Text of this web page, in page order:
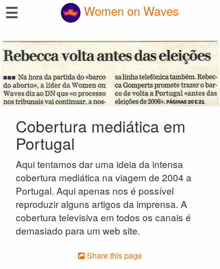
☰ Women on Waves
Cobertura mediática em
Portugal
Aqui tentamos dar uma ideia da intensa
cobertura mediática na viagem de 2004 a
Portugal. Aqui apenas nos é possível
reproduzir alguns artigos da imprensa. A
cobertura televisiva em todos os canais é
demasiado para um web site.
Share this page